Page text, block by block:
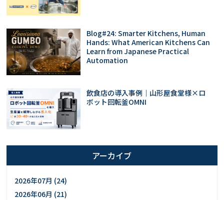
Blog#24: Smarter Kitchens, Human
Hands: What American Kitchens Can
Learn from Japanese Practical
Automation
飲食店の導入事例｜山形屋食堂様×ロ
ボット回転釜OMNI
アーカイブ
2026年07月 (24)
2026年06月 (21)